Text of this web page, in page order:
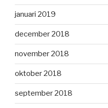
januari 2019
december 2018
november 2018
oktober 2018
september 2018